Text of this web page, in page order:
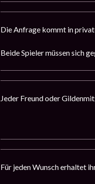
Die Anfrage kommt in
Beide Spieler müssen sich
Jeder Freund oder
Für jeden Wunsch erhaltet